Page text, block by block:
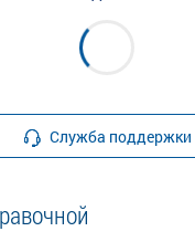
Служба поддержки